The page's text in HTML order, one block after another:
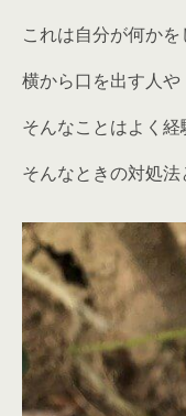
これは自分が何か
横から口を出す人
そんなことはよく経
そんなときの対処法